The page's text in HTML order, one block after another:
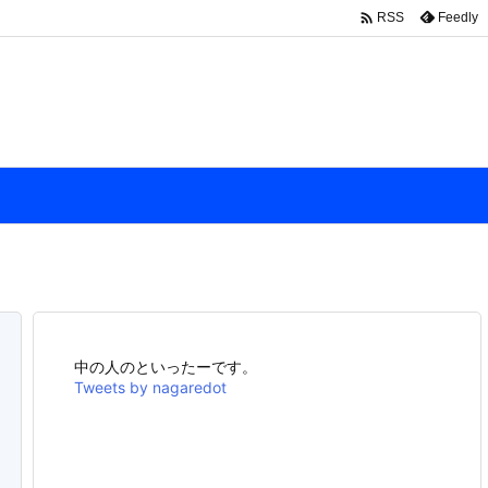
 RSS Feedly
中の人のといったーです。
Tweets by nagaredot